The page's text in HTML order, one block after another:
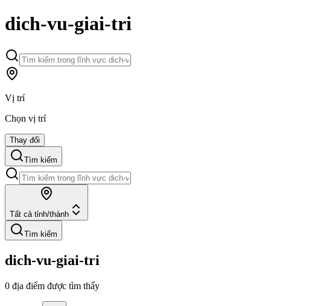
dich-vu-giai-tri
Vị trí
Chọn vị trí
Thay đổi
Tìm kiếm
Tất cả tỉnh/thành
Tìm kiếm
dich-vu-giai-tri
0 địa điểm được tìm thấy